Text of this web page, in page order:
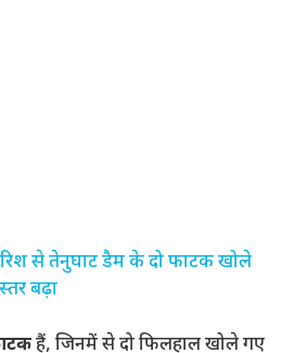
से तेनुघाट डैम के दो फाटक खोले
बढ़ा
हैं, जिनमें से दो फिलहाल खोले गए